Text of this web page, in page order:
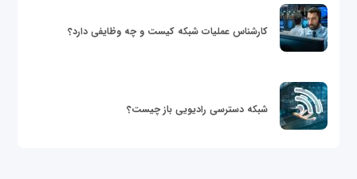
کارشناس عملیات شبکه کیست و چه وظایفی دارد؟
شبکه دسترسی رادیویی باز چیست؟